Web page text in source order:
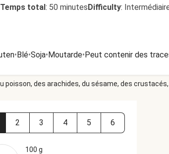
Temps total: 50 minutesDifficulty:
•Blé•Soja•Moutarde•Peut contenir des
des arachides, du sésame, des
2 3 4 5 6
100 g